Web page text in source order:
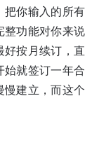
把你输入的所有
整功能对你来说
好按月续订，直
始就签订一年合
慢建立，而这个